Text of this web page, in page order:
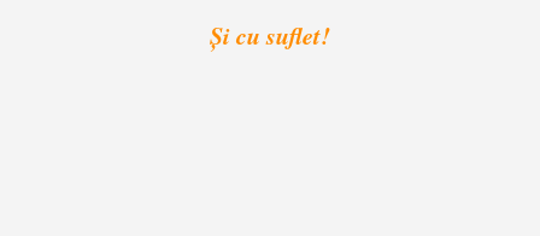
Şi cu suflet!